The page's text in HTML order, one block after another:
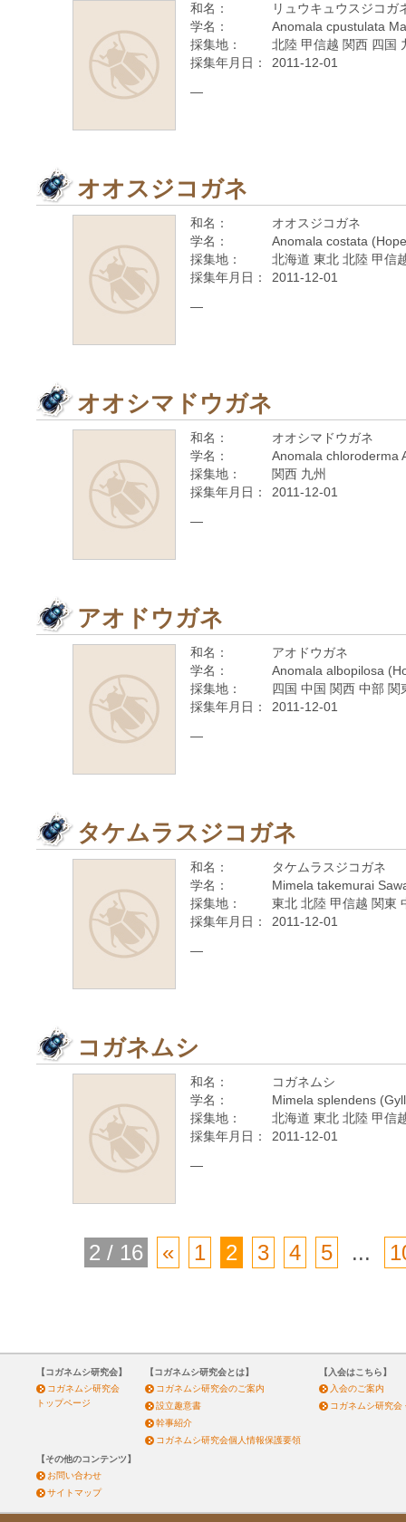
和名：
リュウキュウスジコガ
学名：
Anomala cpustulata
採集地：
北陸 甲信越 関西 四国
採集年月日：
2011-12-01
—
オオスジコガネ
和名：
オオスジコガネ
学名：
Anomala costata
採集地：
北海道 東北 北陸 甲信
採集年月日：
2011-12-01
—
オオシマドウガネ
和名：
オオシマドウガネ
学名：
Anomala chloroderma
採集地：
関西 九州
採集年月日：
2011-12-01
—
アオドウガネ
和名：
アオドウガネ
学名：
Anomala albopilosa
採集地：
四国 中国 関西 中部
採集年月日：
2011-12-01
—
タケムラスジコガネ
和名：
タケムラスジコガネ
学名：
Mimela takemurai
採集地：
東北 北陸 甲信越 関東
採集年月日：
2011-12-01
—
コガネムシ
和名：
コガネムシ
学名：
Mimela splendens
採集地：
北海道 東北 北陸 甲信
採集年月日：
2011-12-01
—
2 / 16 « 1 2 3 4 5 ...
【コガネムシ研究会】
コガネムシ研究会
トップページ
【コガネムシ研究会とは】
コガネムシ研究会のご案内
設立趣意書
幹事紹介
コガネムシ研究会個人情報保護要領
【入会はこちら】
入会のご案内
コガネムシ研究会
【その他のコンテンツ】
お問い合わせ
サイトマップ